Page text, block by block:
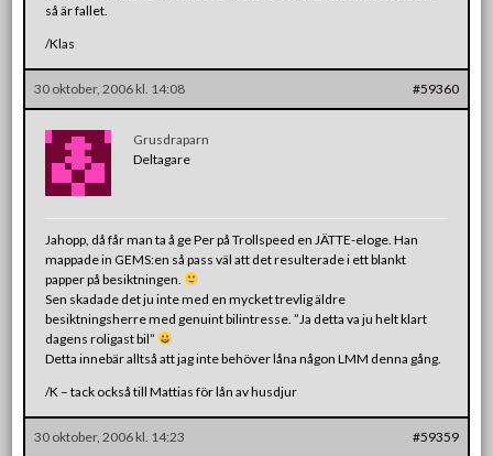
så är fallet.
/Klas
30 oktober, 2006 kl. 14:08 #59360
Grusdraparn
Deltagare
Jahopp, då får man ta å ge Per på Trollspeed en JÄTTE-eloge. Han
mappade in GEMS:en så pass väl att det resulterade i ett blankt
papper på besiktningen.
Sen skadade det ju inte med en mycket trevlig äldre
besiktningsherre med genuint bilintresse. ”Ja detta va ju helt klart
dagens roligast bil”
Detta innebär alltså att jag inte behöver låna någon LMM denna gång.
/K – tack också till Mattias för lån av husdjur
30 oktober, 2006 kl. 14:23 #59359